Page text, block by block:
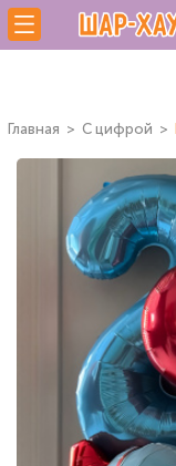
Главная C цифрой